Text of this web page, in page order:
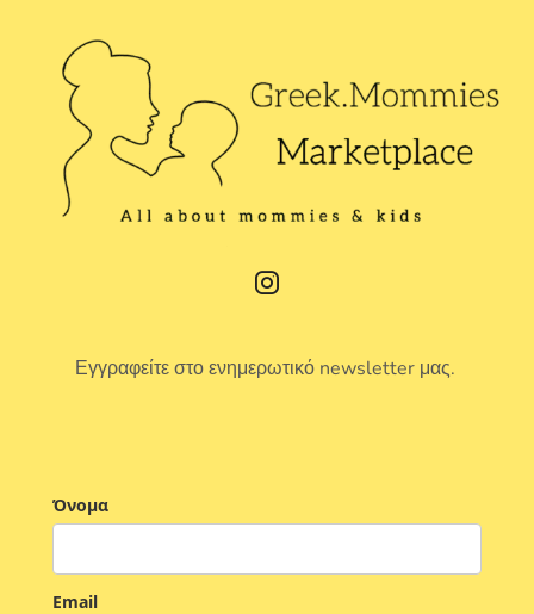
Εγγραφείτε στο ενημερωτικό newsletter μας.
Όνομα
Email